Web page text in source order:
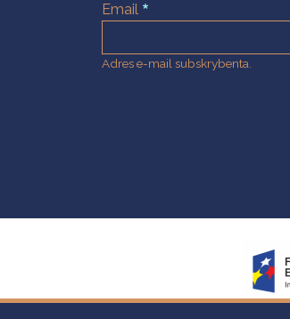
Email
Adres e-mail subskrybenta.